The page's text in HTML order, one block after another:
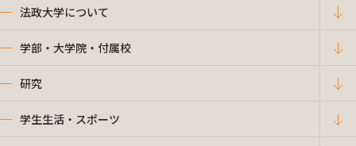
法政大学について
学部・大学院・付属校
研究
学生生活・スポーツ